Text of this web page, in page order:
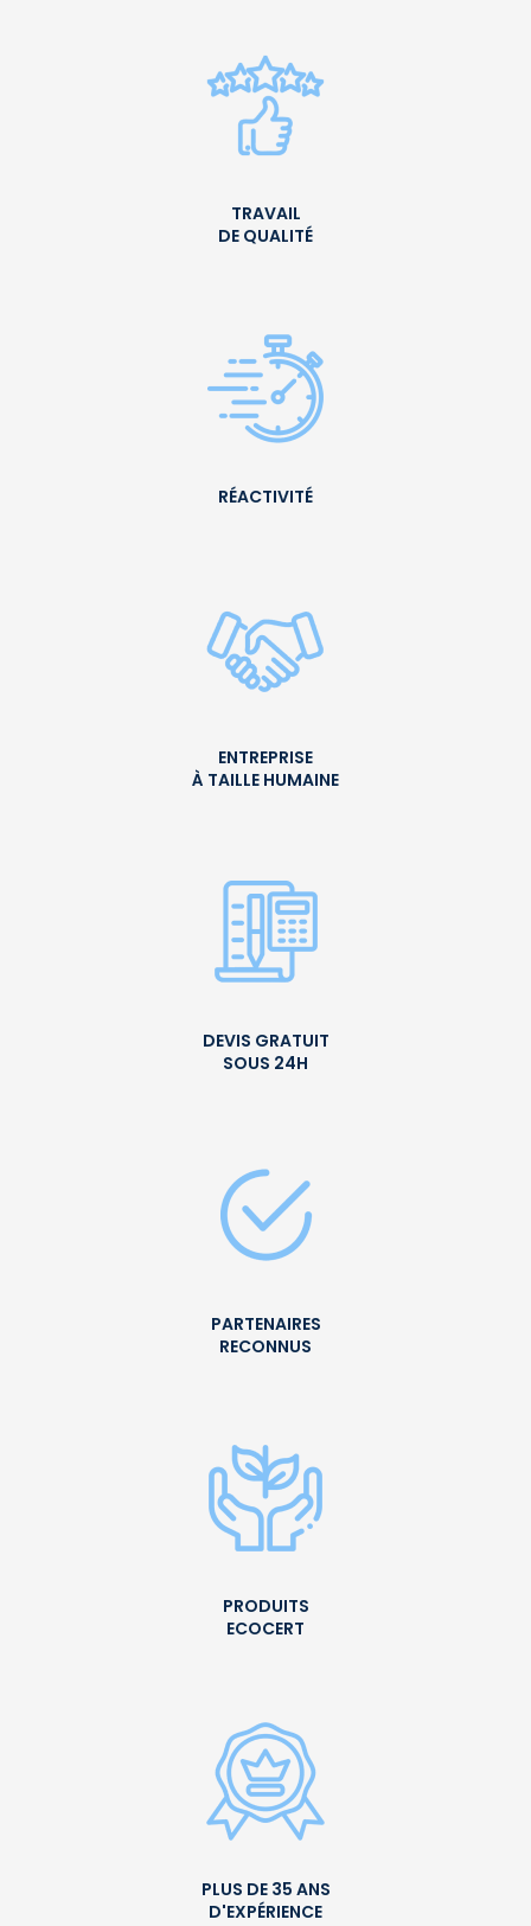
TRAVAIL
DE QUALITÉ
RÉACTIVITÉ
ENTREPRISE
À TAILLE HUMAINE
DEVIS GRATUIT
SOUS 24H
PARTENAIRES
RECONNUS
PRODUITS
ECOCERT
PLUS DE 35 ANS
D'EXPÉRIENCE